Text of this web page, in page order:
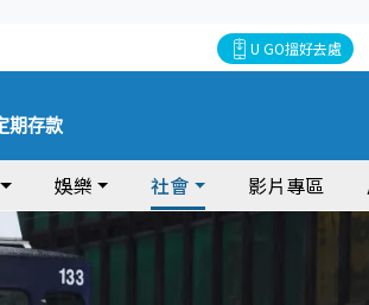
U GO搵好去處
期存款
娛樂 社會 影片專區